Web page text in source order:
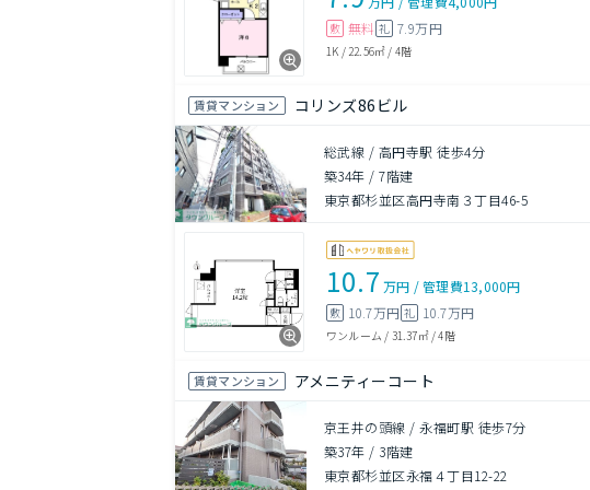
敷 無料 礼 7.9万円
1K / 22.56㎡ / 4階
賃貸マンション コリンズ86ビル
総武線 / 高円寺駅 徒歩4分
築34年 /7階建
東京都杉並区高円寺南３丁目46-5
10.7 万円 /管理費13,000円
敷 10.7万円 礼 10.7万円
ワンルーム / 31.37㎡/4階
賃貸マンション アメニティーコート
京王井の頭線 / 永福町駅 徒歩7分
築37年 / 3階建
東京都杉並区永福４丁目12-22